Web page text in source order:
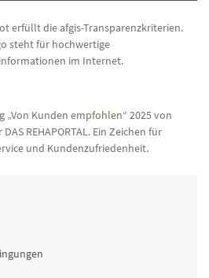
erfüllt die afgis-Transparenzkriterien.
steht für hochwertige
im Internet.
„Von Kunden empfohlen“ 2025 von
REHAPORTAL. Ein Zeichen für
und Kundenzufriedenheit.